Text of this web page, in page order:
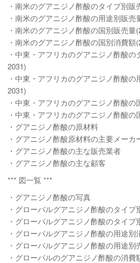
・南米のグアニジノ酢酸のタイプ別販
・南米のグアニジノ酢酸の用途別販売
・南米のグアニジノ酢酸の国別販売量
・南米のグアニジノ酢酸の国別消費額
・中東・アフリカのグアニジノ酢酸
2031)
・中東・アフリカのグアニジノ酢酸の
2031)
・中東・アフリカのグアニジノ酢酸の
・中東・アフリカのグアニジノ酢酸の
・グアニジノ酢酸の原材料
・グアニジノ酢酸原材料の主要メーカ
・グアニジノ酢酸の主な販売業者
・グアニジノ酢酸の主な顧客
*** 図一覧 ***
・グアニジノ酢酸の写真
・グローバルグアニジノ酢酸のタイプ
・グローバルグアニジノ酢酸のタイ
・グローバルグアニジノ酢酸の用途別
・グローバルグアニジノ酢酸の用途別
・グローバルのグアニジノ酢酸の消費